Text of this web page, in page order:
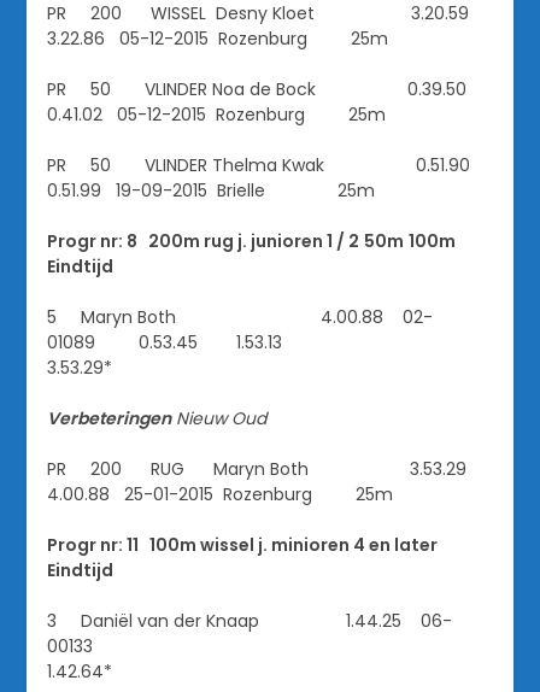
PR 200 WISSEL Desny Kloet 3.20.59
3.22.86 05-12-2015 Rozenburg 25m
PR 50 VLINDER Noa de Bock 0.39.50
0.41.02 05-12-2015 Rozenburg 25m
PR 50 VLINDER Thelma Kwak 0.51.90
0.51.99 19-09-2015 Brielle 25m
Progr nr: 8 200m rug j. junioren 1 / 2 50m 100m
Eindtijd
5 Maryn Both 4.00.88 02-
01089 0.53.45 1.53.13
3.53.29*
Verbeteringen Nieuw Oud
PR 200 RUG Maryn Both 3.53.29
4.00.88 25-01-2015 Rozenburg 25m
Progr nr: 11 100m wissel j. minioren 4 en later
Eindtijd
3 Daniël van der Knaap 1.44.25 06-
00133
1.42.64*